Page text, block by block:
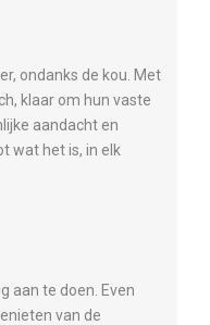
ondanks de kou. Met
klaar om hun vaste
aandacht en
wat het is, in elk
aan te doen. Even
van de